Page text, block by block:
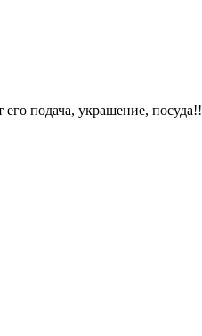
подача, украшение, посуда!!